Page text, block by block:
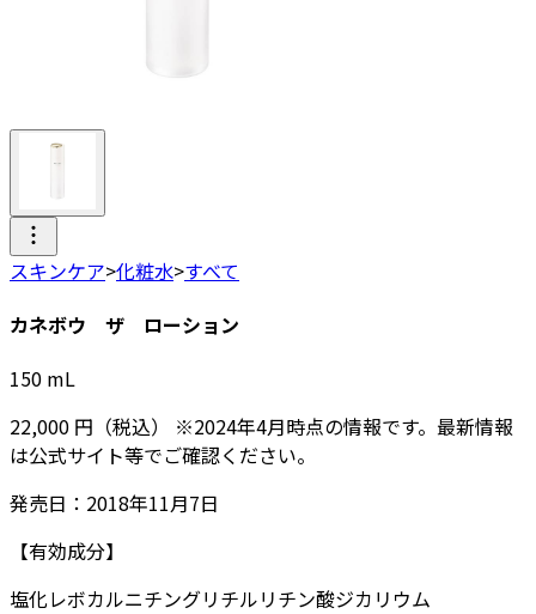
スキンケア>化粧水>すべて
カネボウ ザ ローション
150 mL
22,000 円 （税込） ※2024年4月時点の情報です。最新情報
は公式サイト等でご確認ください。
発売日： 2018年11月7日
【有効成分】
塩化レボカルニチングリチルリチン酸ジカリウム